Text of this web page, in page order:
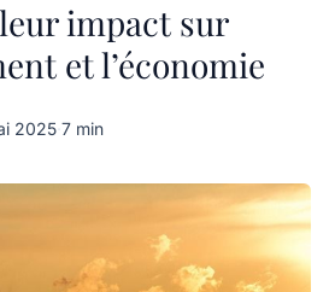
impact sur
et l’économie
2025·7 min